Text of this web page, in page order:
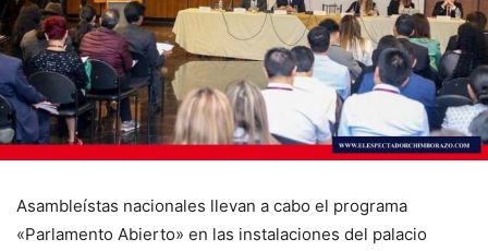
Asambleístas nacionales llevan a cabo el programa
«Parlamento Abierto» en las instalaciones del palacio